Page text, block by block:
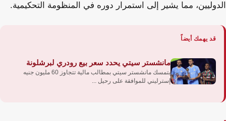
الدوليين، مما يشير إلى استمرار دوره في المنظومة التحكيمية.
قد يهمك أيضاً
مانشستر سيتي يحدد سعر بيع رودري لبرشلونة
يتمسك مانشستر سيتي بمطالب مالية تتجاوز 60 مليون جنيه
إسترليني للموافقة على رحيل ...